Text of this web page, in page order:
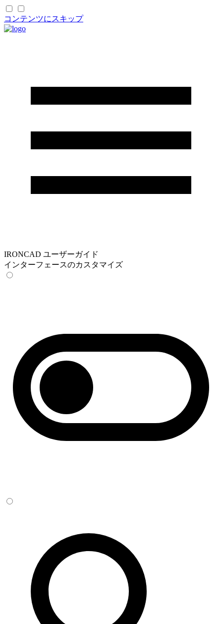
コンテンツにスキップ
IRONCAD ユーザーガイド
インターフェースのカスタマイズ